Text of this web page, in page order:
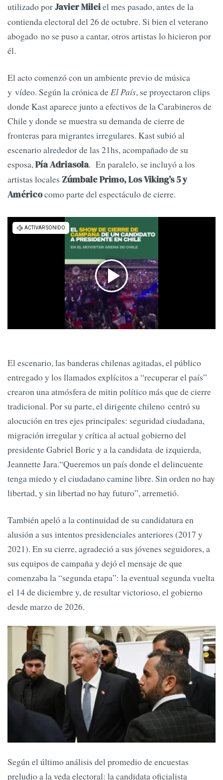
utilizado porJavier Mileiel mes pasado, antes de la
contienda electoral del 26 de octubre. Si bien el veterano
abogado no se puso a cantar, otros artistas lo hicieron por
él.
El acto comenzó con un ambiente previo de música
y vídeo. Según la crónica deEl País, se proyectaron clips
donde Kast aparece junto a efectivos de la Carabineros de
Chile y donde se muestra su demanda de cierre de
fronteras para migrantes irregulares. Kast subió al
escenario alrededor de las 21hs, acompañado de su
esposa,Pía Adriasola. En paralelo, se incluyó a los
artistas locales Zúmbale Primo, Los Viking’s 5 y
Américocomo parte del espectáculo de cierre.
El escenario, las banderas chilenas agitadas, el público
entregado y los llamados explícitos a “recuperar el país”
crearon una atmósfera de mitin político más que de cierre
tradicional. Por su parte, el dirigente chileno centró su
alocución en tres ejes principales: seguridad ciudadana,
migración irregular y crítica al actual gobierno del
presidente Gabriel Boric y a la candidata de izquierda,
Jeannette Jara.“Queremos un país donde el delincuente
tenga miedo y el ciudadano camine libre. Sin orden no hay
libertad, y sin libertad no hay futuro”, arremetió.
También apeló a la continuidad de su candidatura en
alusión a sus intentos presidenciales anteriores (2017 y
2021). En su cierre, agradeció a sus jóvenes seguidores, a
sus equipos de campaña y dejó el mensaje de que
comenzaba la “segunda etapa”: la eventual segunda vuelta
el 14 de diciembre y, de resultar victorioso, el gobierno
desde marzo de 2026.
Según el último análisis del promedio de encuestas
preludio a la veda electoral: la candidata oficialista